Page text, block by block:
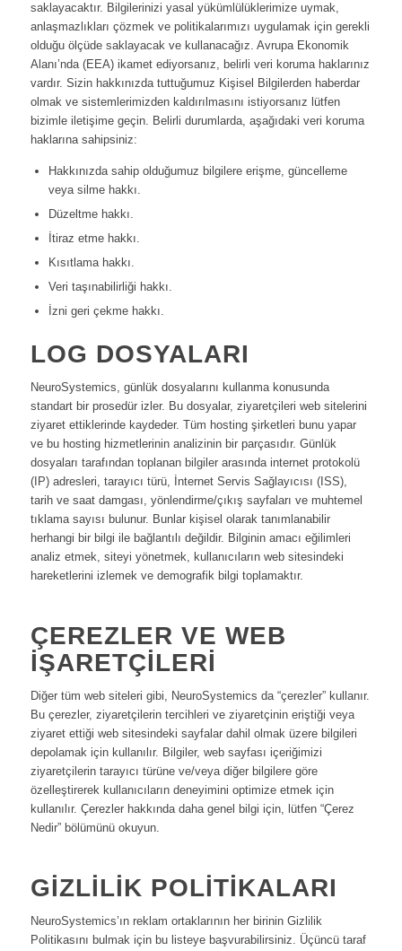
saklayacaktır. Bilgilerinizi yasal yükümlülüklerimize uymak,
anlaşmazlıkları çözmek ve politikalarımızı uygulamak için gerekli
olduğu ölçüde saklayacak ve kullanacağız. Avrupa Ekonomik
Alanı’nda (EEA) ikamet ediyorsanız, belirli veri koruma haklarınız
vardır. Sizin hakkınızda tuttuğumuz Kişisel Bilgilerden haberdar
olmak ve sistemlerimizden kaldırılmasını istiyorsanız lütfen
bizimle iletişime geçin. Belirli durumlarda, aşağıdaki veri koruma
haklarına sahipsiniz:
Hakkınızda sahip olduğumuz bilgilere erişme, güncelleme
veya silme hakkı.
Düzeltme hakkı.
İtiraz etme hakkı.
Kısıtlama hakkı.
Veri taşınabilirliği hakkı.
İzni geri çekme hakkı.
LOG DOSYALARI
NeuroSystemics, günlük dosyalarını kullanma konusunda
standart bir prosedür izler. Bu dosyalar, ziyaretçileri web sitelerini
ziyaret ettiklerinde kaydeder. Tüm hosting şirketleri bunu yapar
ve bu hosting hizmetlerinin analizinin bir parçasıdır. Günlük
dosyaları tarafından toplanan bilgiler arasında internet protokolü
(IP) adresleri, tarayıcı türü, İnternet Servis Sağlayıcısı (ISS),
tarih ve saat damgası, yönlendirme/çıkış sayfaları ve muhtemel
tıklama sayısı bulunur. Bunlar kişisel olarak tanımlanabilir
herhangi bir bilgi ile bağlantılı değildir. Bilginin amacı eğilimleri
analiz etmek, siteyi yönetmek, kullanıcıların web sitesindeki
hareketlerini izlemek ve demografik bilgi toplamaktır.
ÇEREZLER VE WEB
İŞARETÇILERI
Diğer tüm web siteleri gibi, NeuroSystemics da “çerezler” kullanır.
Bu çerezler, ziyaretçilerin tercihleri ve ziyaretçinin eriştiği veya
ziyaret ettiği web sitesindeki sayfalar dahil olmak üzere bilgileri
depolamak için kullanılır. Bilgiler, web sayfası içeriğimizi
ziyaretçilerin tarayıcı türüne ve/veya diğer bilgilere göre
özelleştirerek kullanıcıların deneyimini optimize etmek için
kullanılır. Çerezler hakkında daha genel bilgi için, lütfen “Çerez
Nedir” bölümünü okuyun.
GIZLILIK POLITIKALARI
NeuroSystemics’ın reklam ortaklarının her birinin Gizlilik
Politikasını bulmak için bu listeye başvurabilirsiniz. Üçüncü taraf